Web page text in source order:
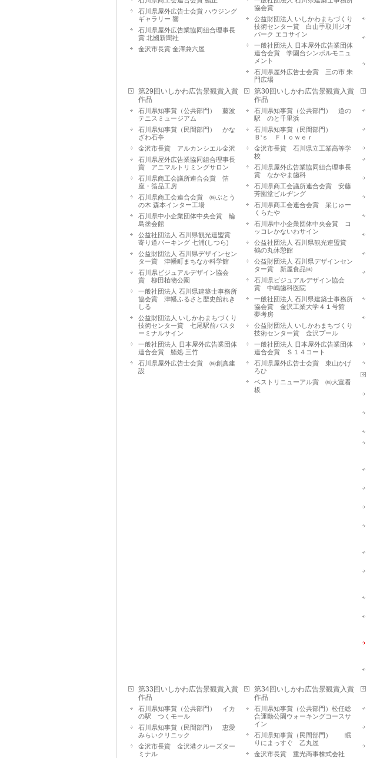
石川県屋外広告士会賞 ハウジング
ギャラリー 響
石川県屋外広告業協同組合理事長
賞 北國新聞社
金沢市長賞 金澤兼六屋
協会賞
公益財団法人 いしかわまちづくり
技術センター賞 白山手取川ジオ
パーク エコサイン
一般社団法人 日本屋外広告業団体
連合会賞 学園台シンボルモニュ
メント
石川県屋外広告士会賞 三の市 朱
門広場
第29回いしかわ広告景観賞入賞
作品
石川県知事賞（公共部門） 藤波
テニスミュージアム
石川県知事賞（民間部門） かな
ざわ石亭
金沢市長賞 アルカンシエル金沢
石川県屋外広告業協同組合理事長
賞 アニマルトリミングサロン
石川県商工会議所連合会賞 箔
座・箔品工房
石川県商工会連合会賞 ㈱ぶとう
の木 森本インター工場
石川県中小企業団体中央会賞 輪
島塗会館
公益社団法人 石川県観光連盟賞
寄り道パーキング 七浦(しつら)
公益財団法人 石川県デザインセン
ター賞 津幡町まちなか科学館
石川県ビジュアルデザイン協会
賞 柳田植物公園
一般社団法人 石川県建築士事務所
協会賞 津幡ふるさと歴史館れき
しる
公益財団法人 いしかわまちづくり
技術センター賞 七尾駅前バスタ
ーミナルサイン
一般社団法人 日本屋外広告業団体
連合会賞 鮨処 三竹
石川県屋外広告士会賞 ㈱創真建
設
第30回いしかわ広告景観賞入賞
作品
石川県知事賞（公共部門） 道の
駅 のと千里浜
石川県知事賞（民間部門）
Ｂ‘ｓ Ｆｌｏｗｅｒ
金沢市長賞 石川県立工業高等学
校
石川県屋外広告業協同組合理事長
賞 なかやま歯科
石川県商工会議所連合会賞 安藤
芳園堂ビルヂング
石川県商工会連合会賞 采じゅー
くらたや
石川県中小企業団体中央会賞 コ
ッコレかないわサイン
公益社団法人 石川県観光連盟賞
鶴の丸休憩館
公益財団法人 石川県デザインセン
ター賞 新屋食品㈱
石川県ビジュアルデザイン協会
賞 中嶋歯科医院
一般社団法人 石川県建築士事務所
協会賞 金沢工業大学４１号館
夢考房
公益財団法人 いしかわまちづくり
技術センター賞 金沢プール
一般社団法人 日本屋外広告業団体
連合会賞 Ｓ１４コート
石川県屋外広告士会賞 東山かげ
ろひ
ベストリニューアル賞 ㈱大宣看
板
第33回いしかわ広告景観賞入賞
作品
石川県知事賞（公共部門） イカ
の駅 つくモール
石川県知事賞（民間部門） 恵愛
みらいクリニック
金沢市長賞 金沢港クルーズター
ミナル
第34回いしかわ広告景観賞入賞
作品
石川県知事賞（公共部門）松任総
合運動公園ウォーキングコースサ
イン
石川県知事賞（民間部門） 眠
りにまっすぐ 乙丸屋
金沢市長賞 重光商事株式会社